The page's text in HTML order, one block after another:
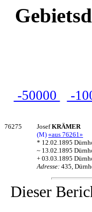
-50000 -
76275 JosefKRÄMER
(M) «aus 76261»
* 12.02.1895
~ 13.02.1895
+ 03.03.1895
Adresse: 435,
Dieser